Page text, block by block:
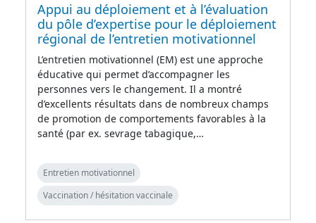
Appui au déploiement et à l’évaluation
du pôle d’expertise pour le déploiement
régional de l’entretien motivationnel
L’entretien motivationnel (EM) est une approche
éducative qui permet d’accompagner les
personnes vers le changement. Il a montré
d’excellents résultats dans de nombreux champs
de promotion de comportements favorables à la
santé (par ex. sevrage tabagique,…
Entretien motivationnel
Vaccination / hésitation vaccinale